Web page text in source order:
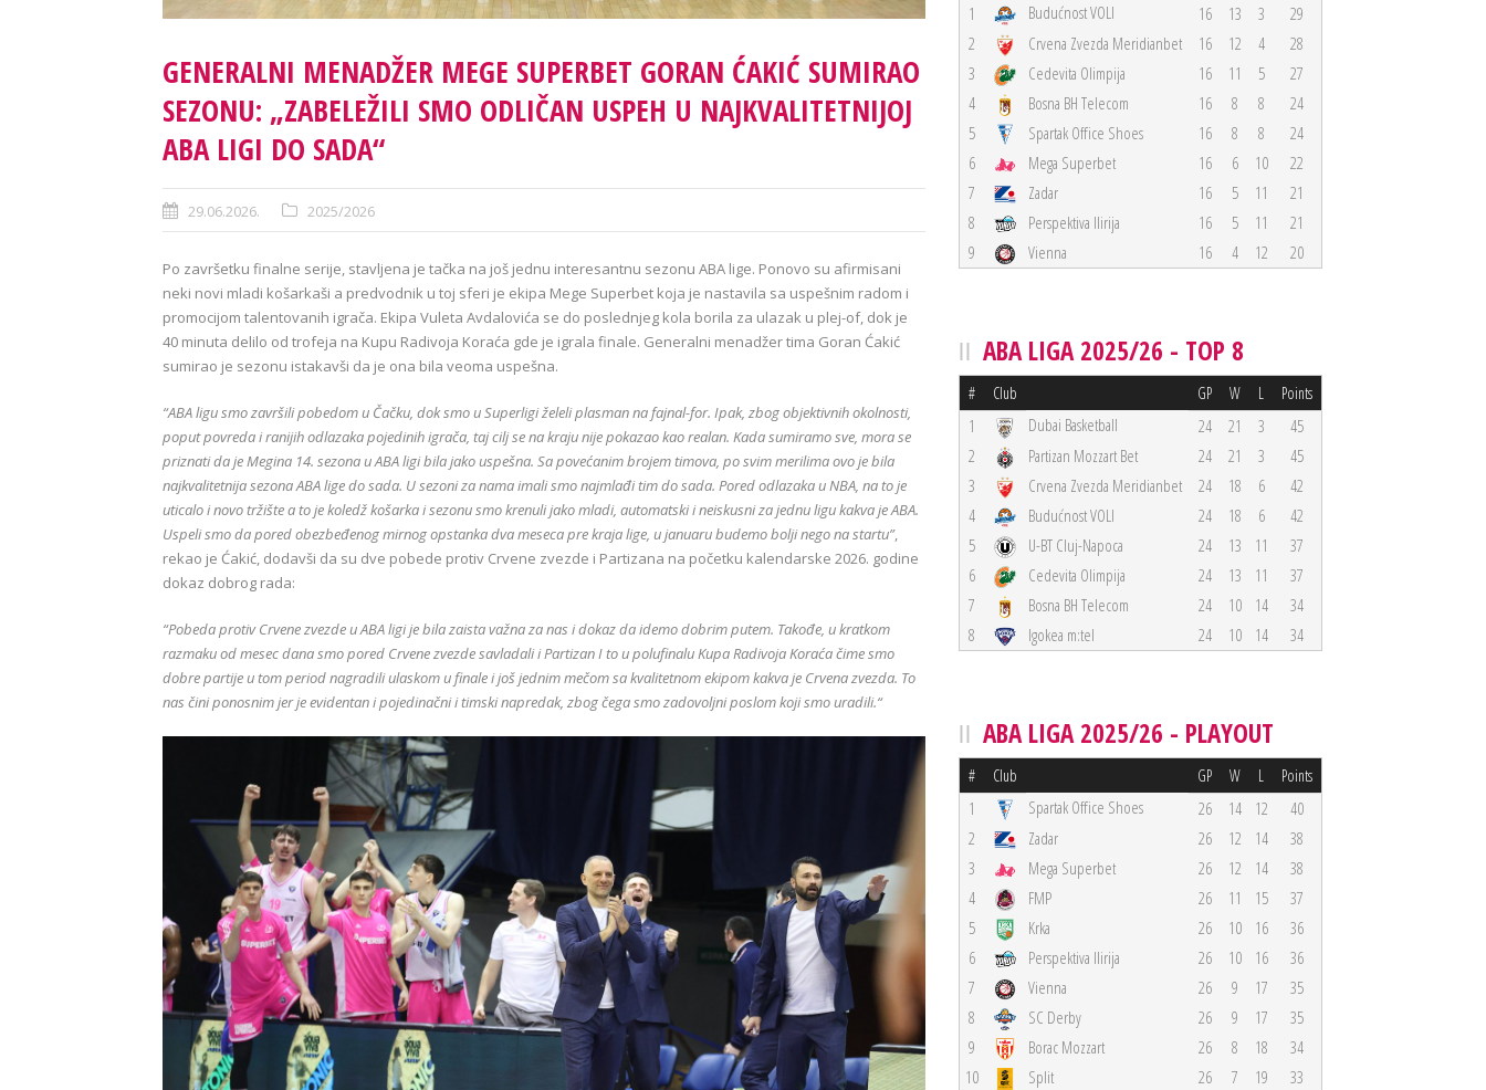
GENERALNI MENADŽER MEGE SUPERBET GORAN ĆAKIĆ SUMIRAO
SEZONU: „ZABELEŽILI SMO ODLIČAN USPEH U NAJKVALITETNIJOJ
ABA LIGI DO SADA“
29.06.2026. 2025/2026
Po završetku finalne serije, stavljena je tačka na još jednu interesantnu sezonu ABA lige. Ponovo su afirmisani
neki novi mladi košarkaši a predvodnik u toj sferi je ekipa Mege Superbet koja je nastavila sa uspešnim radom i
promocijom talentovanih igrača. Ekipa Vuleta Avdalovića se do poslednjeg kola borila za ulazak u plej-of, dok je
40 minuta delilo od trofeja na Kupu Radivoja Koraća gde je igrala finale. Generalni menadžer tima Goran Ćakić
sumirao je sezonu istakavši da je ona bila veoma uspešna.
“ABA ligu smo završili pobedom u Čačku, dok smo u Superligi želeli plasman na fajnal-for. Ipak, zbog objektivnih okolnosti,
poput povreda i ranijih odlazaka pojedinih igrača, taj cilj se na kraju nije pokazao kao realan. Kada sumiramo sve, mora se
priznati da je Megina 14. sezona u ABA ligi bila jako uspešna. Sa povećanim brojem timova, po svim merilima ovo je bila
najkvalitetnija sezona ABA lige do sada. U sezoni za nama imali smo najmlađi tim do sada. Pored odlazaka u NBA, na to je
uticalo i novo tržište a to je koledž košarka i sezonu smo krenuli jako mladi, automatski i neiskusni za jednu ligu kakva je ABA.
Uspeli smo da pored obezbeđenog mirnog opstanka dva meseca pre kraja lige, u januaru budemo bolji nego na startu”,
rekao je Ćakić, dodavši da su dve pobede protiv Crvene zvezde i Partizana na početku kalendarske 2026. godine
dokaz dobrog rada:
“Pobeda protiv Crvene zvezde u ABA ligi je bila zaista važna za nas i dokaz da idemo dobrim putem. Takođe, u kratkom
razmaku od mesec dana smo pored Crvene zvezde savladali i Partizan I to u polufinalu Kupa Radivoja Koraća čime smo
dobre partije u tom period nagradili ulaskom u finale i još jednim mečom sa kvalitetnom ekipom kakva je Crvena zvezda. To
nas čini ponosnim jer je evidentan i pojedinačni i timski napredak, zbog čega smo zadovoljni poslom koji smo uradili.“
1 Budućnost VOLI 16 13 3
29
2
Crvena Zvezda Meridianbet 16 12 4
28
3
Cedevita Olimpija 16 11 5
27
4
Bosna BH Telecom 16 8 8
24
5
Spartak Office Shoes 16 8 8
24
6
Mega Superbet 16 6 10
22
7
Zadar 16 5 11
21
8
Perspektiva Ilirija 16 5 11
21
9
Vienna 16 4 12 20
ABA LIGA 2025/26 - TOP 8
# Club GP W L Points
1 Dubai Basketball 24 21 3
45
2
Partizan Mozzart Bet 24 21 3
45
3
Crvena Zvezda Meridianbet 24 18 6
42
4
Budućnost VOLI 24 18 6
42
5
U-BT Cluj-Napoca 24 13 11
37
6
Cedevita Olimpija 24 13 11
37
7
Bosna BH Telecom 24 10 14
34
8
Igokea m:tel 24 10 14 34
ABA LIGA 2025/26 - PLAYOUT
# Club GP W L Points
1 Spartak Office Shoes 26 14 12
40
2
Zadar 26 12 14
38
3
Mega Superbet 26 12 14
38
4
FMP 26 11 15
37
5
Krka 26 10 16
36
6
Perspektiva Ilirija 26 10 16
36
7
Vienna 26 9 17
35
8
SC Derby 26 9 17
35
9
Borac Mozzart 26 8 18
34
10
Split 26 7 19 33